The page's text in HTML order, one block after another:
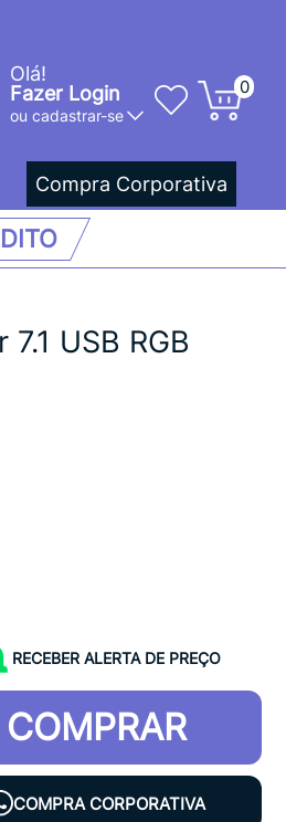
Olá!
Fazer Login
ou cadastrar-se
0
Compra Corporativa
USB RGB
RECEBER ALERTA DE PREÇO
COMPRAR
COMPRA CORPORATIVA